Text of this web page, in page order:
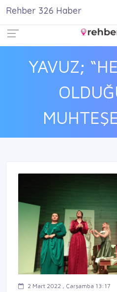
YAVUZ;
Rehber 326 Haber
2 Mart 2022 , Çarşamba 13:17